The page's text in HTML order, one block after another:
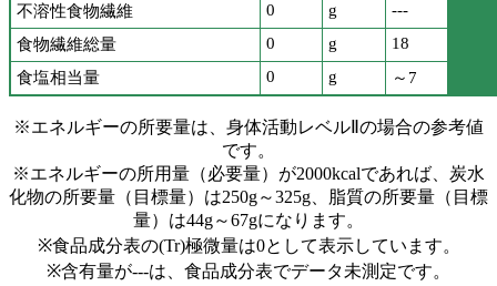
不溶性食物繊維
0 g
---
食物繊維総量
0 g
18
食塩相当量
0 g ～7
※エネルギーの所要量は、身体活動レベルⅡの場合の参考値
です。
※エネルギーの所用量（必要量）が2000kcalであれば、炭水
化物の所要量（目標量）は250g～325g、脂質の所要量（目標
量）は44g～67gになります。
※食品成分表の(Tr)極微量は0として表示しています。
※含有量が---は、食品成分表でデータ未測定です。